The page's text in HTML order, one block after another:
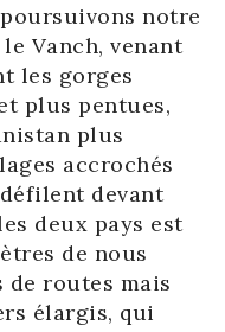
notre
Vanch, venant
les gorges
plus pentues,
plus
accrochés
devant
deux pays est
de nous
de routes mais
élargis, qui